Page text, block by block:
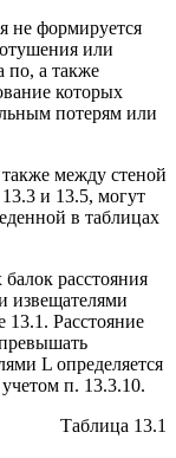
не формируется
или
по, а также
которых
потерям или
между стеной
и 13.5, могут
в таблицах
расстояния
13.1. Расстояние
L определяется
п. 13.3.10.
Таблица 13.1